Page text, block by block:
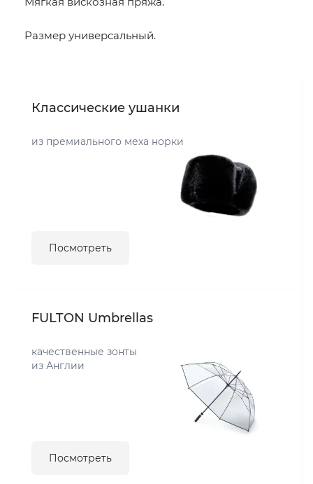
Размер универсальный.
Классические ушанки
из премиального меха норки
Посмотреть
FULTON Umbrellas
качественные зонты
из Англии
Посмотреть